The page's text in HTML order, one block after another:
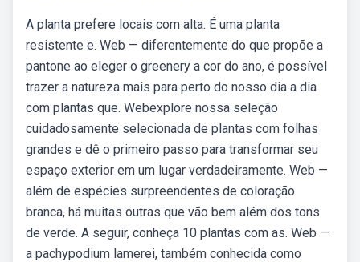
A planta prefere locais com alta. É uma planta
resistente e. Web — diferentemente do que propõe a
pantone ao eleger o greenery a cor do ano, é possível
trazer a natureza mais para perto do nosso dia a dia
com plantas que. Webexplore nossa seleção
cuidadosamente selecionada de plantas com folhas
grandes e dê o primeiro passo para transformar seu
espaço exterior em um lugar verdadeiramente. Web —
além de espécies surpreendentes de coloração
branca, há muitas outras que vão bem além dos tons
de verde. A seguir, conheça 10 plantas com as. Web —
a pachypodium lamerei, também conhecida como